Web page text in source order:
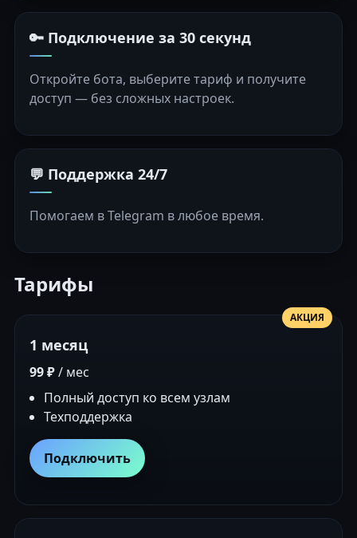
🔑 Подключение за 30 секунд
Откройте бота, выберите тариф и получите
доступ — без сложных настроек.
💬 Поддержка 24/7
Помогаем в Telegram в любое время.
Тарифы
АКЦИЯ
1 месяц
99 ₽/ мес
Полный доступ ко всем узлам
Техподдержка
Подключить